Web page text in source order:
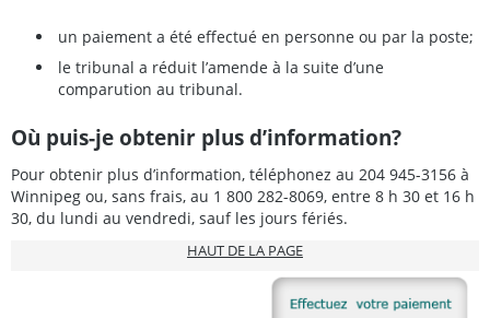
un paiement a été effectué en personne ou par la poste;
le tribunal a réduit l’amende à la suite d’une
comparution au tribunal.
Où puis-je obtenir plus d’information?
Pour obtenir plus d’information, téléphonez au 204 945-3156 à
Winnipeg ou, sans frais, au 1 800 282-8069, entre 8 h 30 et 16 h
30, du lundi au vendredi, sauf les jours fériés.
HAUT DE LA PAGE